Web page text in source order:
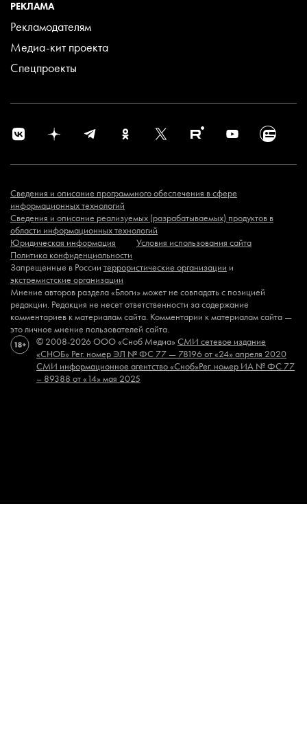
РЕКЛАМА
Рекламодателям
Медиа-кит проекта
Спецпроекты
Мнение авторов раздела «Блоги» может не совпадать с позицией
редакции. Редакция не несет ответственности за содержание
комментариев к материалам сайта. Комментарии к материалам сайта —
это личное мнение пользователей сайта.
Запрещенные в России террористические организации и
экстремистские организации
© 2008-2026 ООО «Сноб Медиа»СМИ сетевое издание
«СНОБ» Рег. номер ЭЛ № ФС 77 — 78196 от «24» апреля 2020
СМИ информационное агентство «Сноб»Рег. номер ИА № ФС 77
– 89388 от «14» мая 2025
Сведения и описание программного обеспечения в сфере
информационных технологий
Сведения и описание реализуемых (разрабатываемых) продуктов в
области информационных технологий
Юридическая информация
Условия использования сайта
Политика конфиденциальности